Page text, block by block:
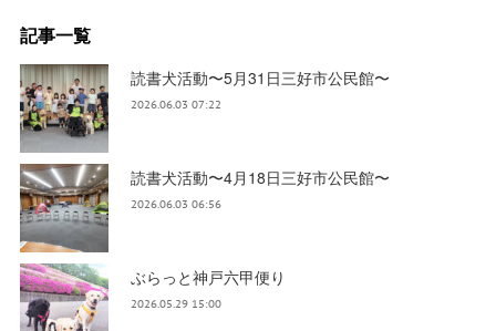
記事一覧
読書犬活動〜5月31日三好市公民館〜
2026.06.03 07:22
読書犬活動〜4月18日三好市公民館〜
2026.06.03 06:56
ぶらっと神戸六甲便り
2026.05.29 15:00